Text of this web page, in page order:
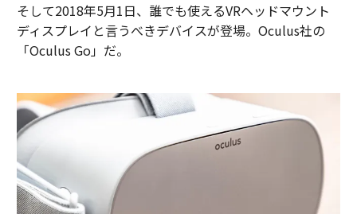
そして2018年5月1日、誰でも使えるVRヘッドマウント
ディスプレイと言うべきデバイスが登場。Oculus社の
「Oculus Go」だ。